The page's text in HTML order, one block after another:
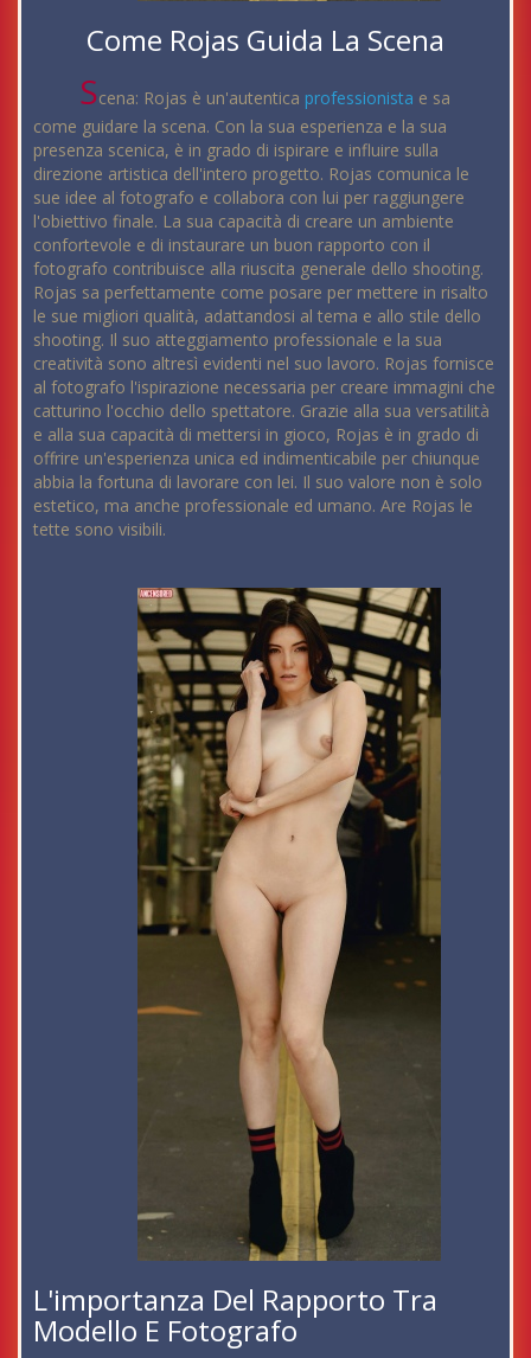
Come Rojas Guida La Scena
Scena: Rojas è un'autentica professionista e sa
come guidare la scena. Con la sua esperienza e la sua
presenza scenica, è in grado di ispirare e influire sulla
direzione artistica dell'intero progetto. Rojas comunica le
sue idee al fotografo e collabora con lui per raggiungere
l'obiettivo finale. La sua capacità di creare un ambiente
confortevole e di instaurare un buon rapporto con il
fotografo contribuisce alla riuscita generale dello shooting.
Rojas sa perfettamente come posare per mettere in risalto
le sue migliori qualità, adattandosi al tema e allo stile dello
shooting. Il suo atteggiamento professionale e la sua
creatività sono altresì evidenti nel suo lavoro. Rojas fornisce
al fotografo l'ispirazione necessaria per creare immagini che
catturino l'occhio dello spettatore. Grazie alla sua versatilità
e alla sua capacità di mettersi in gioco, Rojas è in grado di
offrire un'esperienza unica ed indimenticabile per chiunque
abbia la fortuna di lavorare con lei. Il suo valore non è solo
estetico, ma anche professionale ed umano. Are Rojas le
tette sono visibili.
L'importanza Del Rapporto Tra
Modello E Fotografo